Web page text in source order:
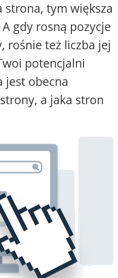
strona, tym większa
gdy rosną pozycje
rośnie też liczba jej
potencjalni
jest obecna
a jaka stron